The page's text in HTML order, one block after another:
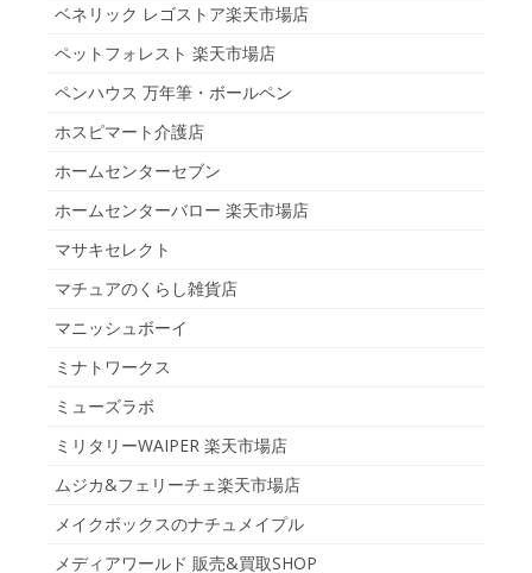
ベネリック レゴストア楽天市場店
ペットフォレスト 楽天市場店
ペンハウス 万年筆・ボールペン
ホスピマート介護店
ホームセンターセブン
ホームセンターバロー 楽天市場店
マサキセレクト
マチュアのくらし雑貨店
マニッシュボーイ
ミナトワークス
ミューズラボ
ミリタリーWAIPER 楽天市場店
ムジカ&フェリーチェ楽天市場店
メイクボックスのナチュメイプル
メディアワールド 販売&買取SHOP